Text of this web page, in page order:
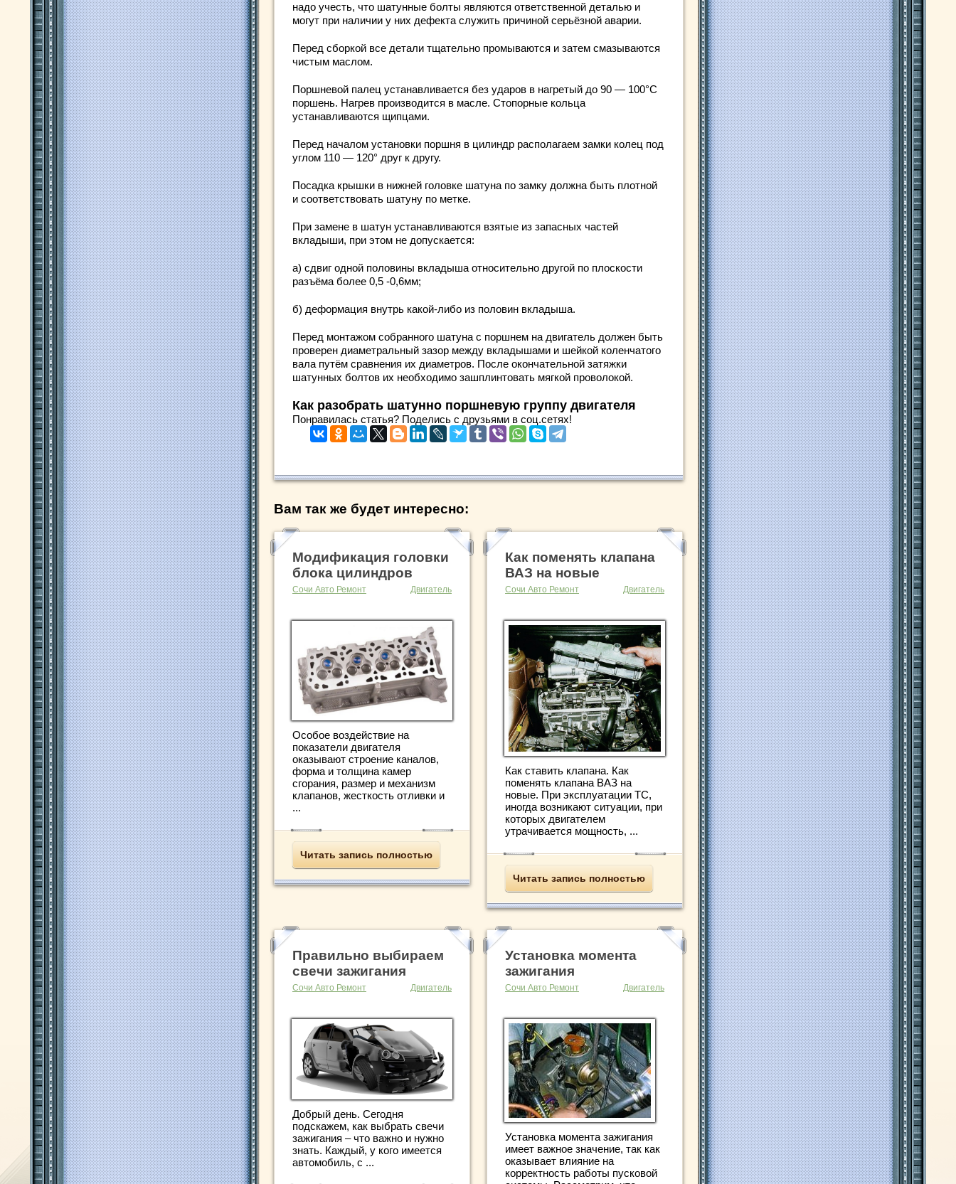
надо учесть, что шатунные болты являются ответственной деталью и
могут при наличии у них дефекта служить причиной серьёзной аварии.
Перед сборкой все детали тщательно промываются и затем смазываются
чистым маслом.
Поршневой палец устанавливается без ударов в нагретый до 90 — 100°С
поршень. Нагрев производится в масле. Стопорные кольца
устанавливаются щипцами.
Перед началом установки поршня в цилиндр располагаем замки колец под
углом 110 — 120° друг к другу.
Посадка крышки в нижней головке шатуна по замку должна быть плотной
и соответствовать шатуну по метке.
При замене в шатун устанавливаются взятые из запасных частей
вкладыши, при этом не допускается:
а) сдвиг одной половины вкладыша относительно другой по плоскости
разъёма более 0,5 -0,6мм;
б) деформация внутрь какой-либо из половин вкладыша.
Перед монтажом собранного шатуна с поршнем на двигатель должен быть
проверен диаметральный зазор между вкладышами и шейкой коленчатого
вала путём сравнения их диаметров. После окончательной затяжки
шатунных болтов их необходимо зашплинтовать мягкой проволокой.
Как разобрать шатунно поршневую группу двигателя
Понравилась статья? Поделись с друзьями в соц.сетях!
Вам так же будет интересно:
Модификация головки
блока цилиндров
Сочи Авто Ремонт Двигатель
Особое воздействие на
показатели двигателя
оказывают строение каналов,
форма и толщина камер
сгорания, размер и механизм
клапанов, жесткость отливки и
...
Читать запись полностью
Как поменять клапана
ВАЗ на новые
Сочи Авто Ремонт Двигатель
Как ставить клапана. Как
поменять клапана ВАЗ на
новые. При эксплуатации ТС,
иногда возникают ситуации, при
которых двигателем
утрачивается мощность, ...
Читать запись полностью
Правильно выбираем
свечи зажигания
Сочи Авто Ремонт Двигатель
Добрый день. Сегодня
подскажем, как выбрать свечи
зажигания – что важно и нужно
знать. Каждый, у кого имеется
автомобиль, с ...
Установка момента
зажигания
Сочи Авто Ремонт Двигатель
Установка момента зажигания
имеет важное значение, так как
оказывает влияние на
корректность работы пусковой